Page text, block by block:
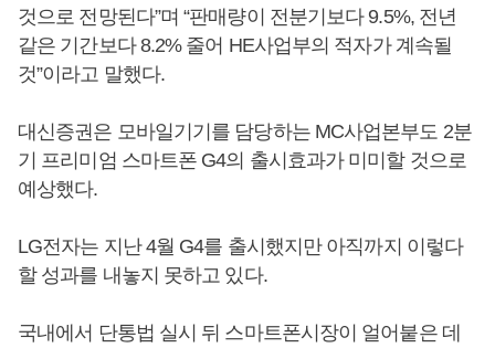
것으로 전망된다”며 “판매량이 전분기보다 9.5%, 전년
같은 기간보다 8.2% 줄어 HE사업부의 적자가 계속될
것”이라고 말했다.
대신증권은 모바일기기를 담당하는 MC사업본부도 2분
기 프리미엄 스마트폰 G4의 출시효과가 미미할 것으로
예상했다.
LG전자는 지난 4월 G4를 출시했지만 아직까지 이렇다
할 성과를 내놓지 못하고 있다.
국내에서 단통법 실시 뒤 스마트폰시장이 얼어붙은 데